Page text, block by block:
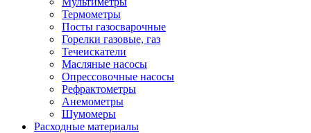
Термометры
Посты газосварочные
Горелки газовые, газ
Течеискатели
Масляные насосы
Опрессовочные насосы
Рефрактометры
Анемометры
Шумомеры
Расходные материалы